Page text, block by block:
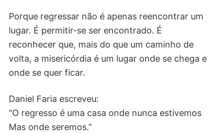
Porque regressar não é apenas reencontrar um
lugar. É permitir-se ser encontrado. É
reconhecer que, mais do que um caminho de
volta, a misericórdia é um lugar onde se chega e
onde se quer ficar.
Daniel Faria escreveu:
"O regresso é uma casa onde nunca estivemos
Mas onde seremos.”